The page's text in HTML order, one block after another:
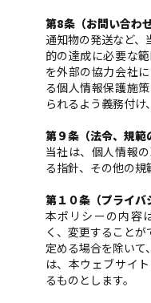
第8条（お問い合わせ
通知物の発送など、
的の達成に必要な
を外部の協力会社
る個人情報保護施
られるよう義務付け
第９条（法令、規範
当社は、個人情報
る指針、その他の規
第１０条（プライバ
本ポリシーの内容
く、変更すること
定める場合を除いて
は、本ウェブサイ
るものとします。